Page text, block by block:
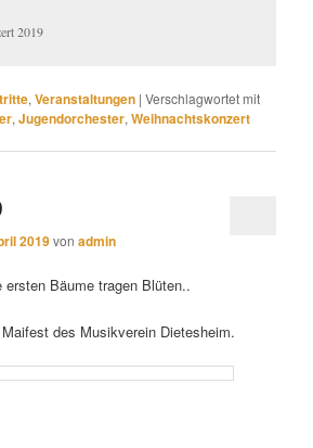
2019
,Veranstaltungen |Verschlagwortet mit
,Jugendorchester,Weihnachtskonzert
2019vonadmin
Bäume tragen Blüten..
des Musikverein Dietesheim.